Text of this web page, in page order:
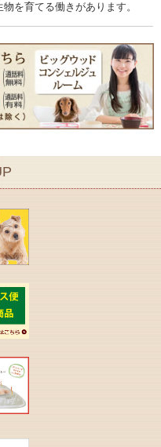
を育てる働きがあります。